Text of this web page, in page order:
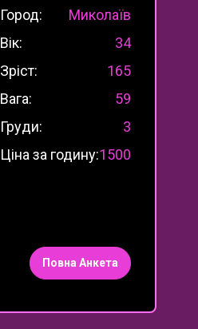
Город:
Миколаїв
Вік:
34
Зріст:
165
Вага:
59
Груди:
3
Ціна за годину:1500
Повна Анкета